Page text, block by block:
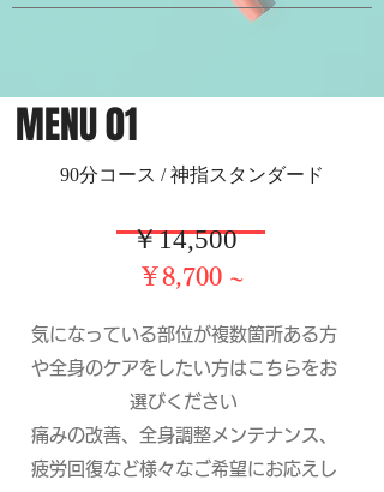
MENU 01
90分コース / 神指スタンダード
​￥14,500
​￥8,700 ~
気になっている部位が複数箇所ある方
や全身のケアをしたい方はこちらをお
選びください
​痛みの改善、全身調整メンテナンス、
疲労回復など​​様々なご希望にお応えし